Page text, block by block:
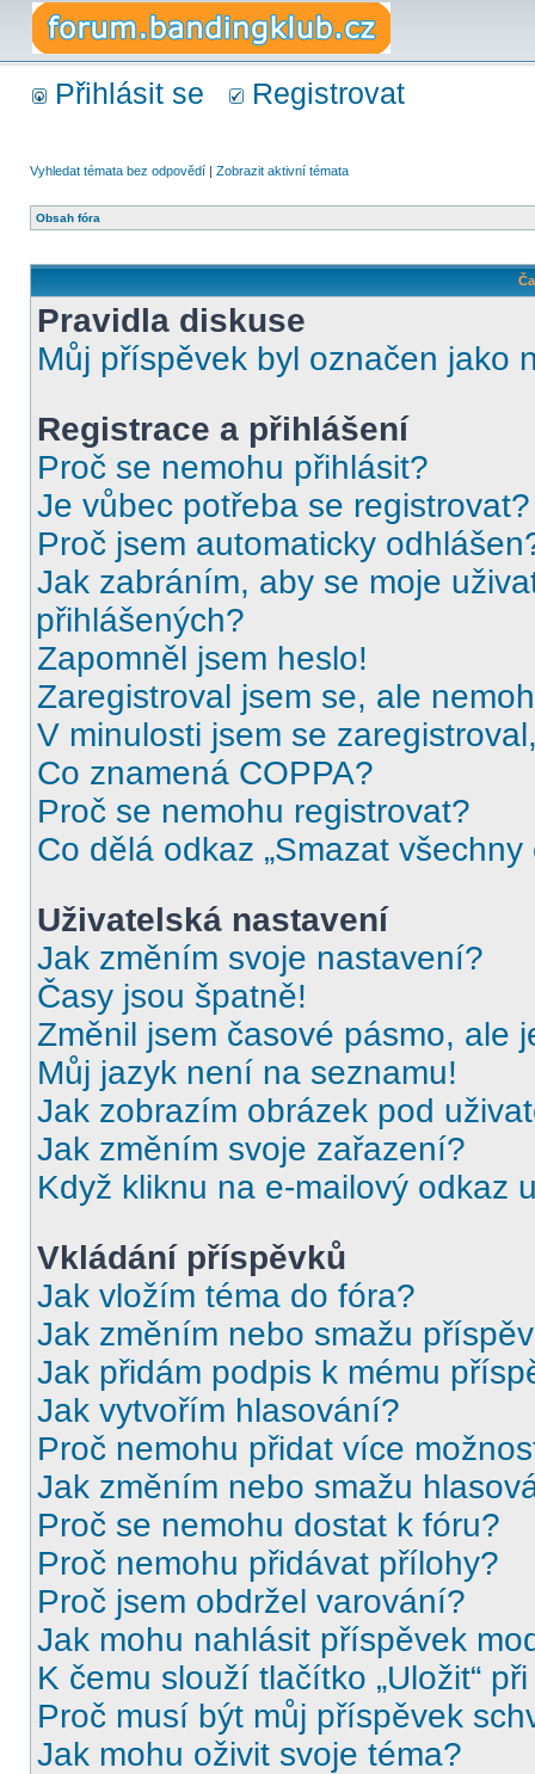
Přihlásit se Registrovat
Vyhledat témata bez odpovědí | Zobrazit aktivní témata
Obsah fóra
Pravidla diskuse
Můj příspěvek byl označen jako
Registrace a přihlášení
Proč se nemohu přihlásit?
Je vůbec potřeba se registrovat?
Proč jsem automaticky
Jak zabráním, aby se moje
přihlášených?
Zapomněl jsem heslo!
Zaregistroval jsem se, ale
V minulosti jsem se
Co znamená COPPA?
Proč se nemohu registrovat?
Co dělá odkaz „Smazat všechny
Uživatelská nastavení
Jak změním svoje nastavení?
Časy jsou špatně!
Změnil jsem časové pásmo, ale
Můj jazyk není na seznamu!
Jak zobrazím obrázek pod
Jak změním svoje zařazení?
Když kliknu na e-mailový odkaz
Vkládání příspěvků
Jak vložím téma do fóra?
Jak změním nebo smažu
Jak přidám podpis k mému
Jak vytvořím hlasování?
Proč nemohu přidat více
Jak změním nebo smažu
Proč se nemohu dostat k fóru?
Proč nemohu přidávat přílohy?
Proč jsem obdržel varování?
Jak mohu nahlásit příspěvek
K čemu slouží tlačítko „Uložit“
Proč musí být můj příspěvek
Jak mohu oživit svoje téma?